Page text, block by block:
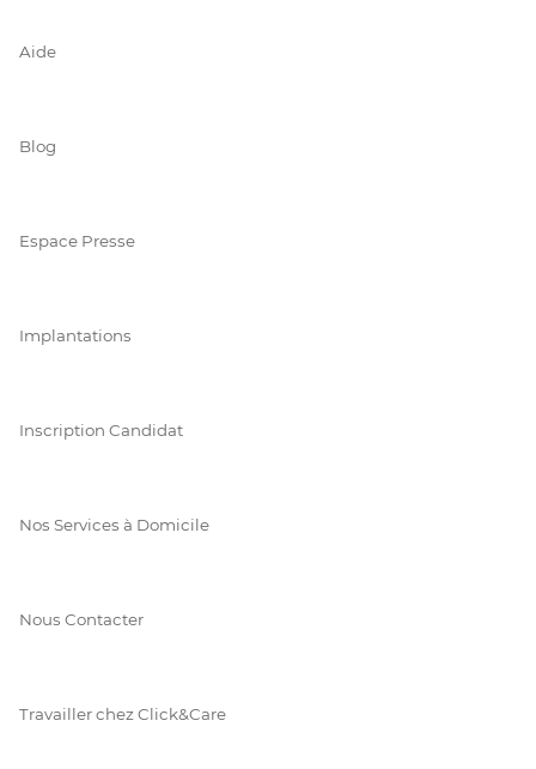
Aide
Blog
Espace Presse
Implantations
Inscription Candidat
Nos Services à Domicile
Nous Contacter
Travailler chez Click&Care